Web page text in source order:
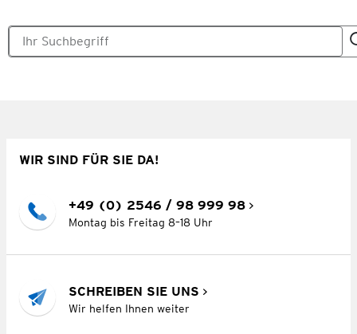
WIR SIND FÜR SIE DA!
+49 (0) 2546 / 98 999 98
Montag bis Freitag 8–18 Uhr
SCHREIBEN SIE UNS
Wir helfen Ihnen weiter